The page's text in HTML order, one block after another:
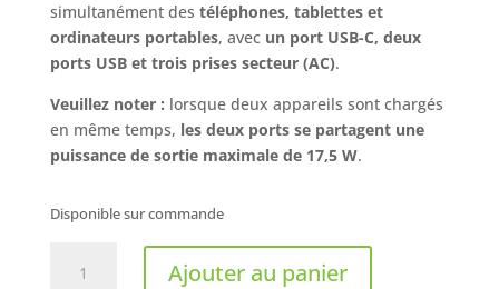
simultanément des téléphones, tablettes et
ordinateurs portables, avec un port USB-C, deux
ports USB et trois prises secteur (AC).
Veuillez noter : lorsque deux appareils sont chargés
en même temps, les deux ports se partagent une
puissance de sortie maximale de 17,5 W.
Disponible sur commande
Ajouter au panier